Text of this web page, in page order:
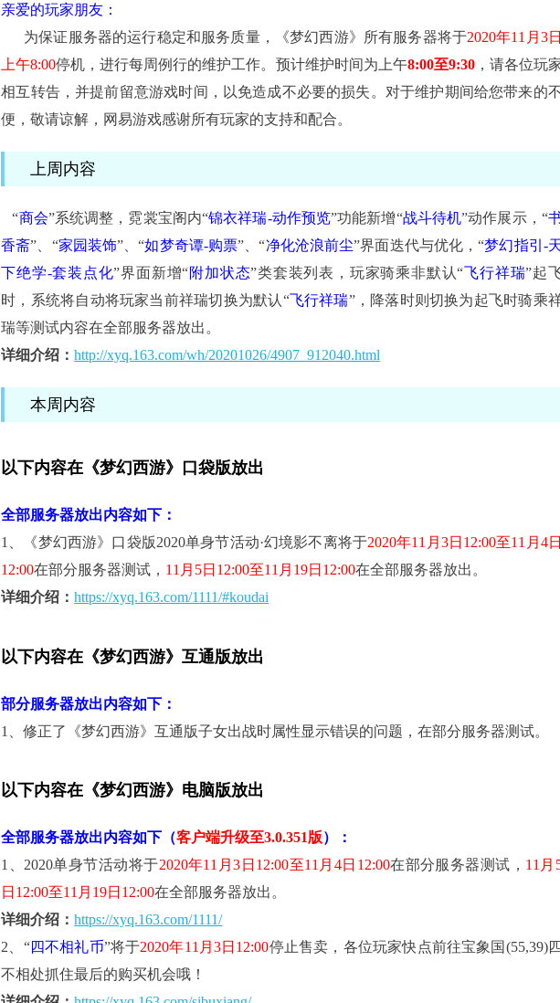
亲爱的玩家朋友：
为保证服务器的运行稳定和服务质量，《梦幻西游》所有服务器将于2020年11月3
上午8:00停机，进行每周例行的维护工作。预计维护时间为上午8:00至9:30，请各位玩
相互转告，并提前留意游戏时间，以免造成不必要的损失。对于维护期间给您带来的
便，敬请谅解，网易游戏感谢所有玩家的支持和配合。
上周内容
“商会”系统调整，霓裳宝阁内“锦衣祥瑞-动作预览”功能新增“战斗待机”动作展示，“
香斋”、“家园装饰”、“如梦奇谭-购票”、“净化沧浪前尘”界面迭代与优化，“梦幻指引-
下绝学-套装点化”界面新增“附加状态”类套装列表，玩家骑乘非默认“飞行祥瑞”起
时，系统将自动将玩家当前祥瑞切换为默认“飞行祥瑞”，降落时则切换为起飞时骑乘
瑞等测试内容在全部服务器放出。
详细介绍：http://xyq.163.com/wh/20201026/4907_912040.html
本周内容
以下内容在《梦幻西游》口袋版放出
全部服务器放出内容如下 ：
1、
《梦幻西游》口袋版2020单身节活动·幻境影不离将于2020年11月3日12:00至11月4
12:00在部分服务器测试， 11月5日12:00至11月19日12:00在全部服务器放出。
详细介绍：https://xyq.163.com/1111/#koudai
以下内容在《梦幻西游》互通版放出
部分服务器放出内容如下 ：
1、修正了《梦幻西游》互通版子女出战时属性显示错误的问题，在部分服务器测试。
以下内容在《梦幻西游》电脑版放出
全部服务器放出内容如下 （客户端升级至3.0.351版）
：
1、 2020单身节活动将于2020年11月3日12:00至11月4日12:00在部分服务器测试， 11月
日12:00至11月19日12:00在全部服务器放出。
详细介绍：https://xyq.163.com/1111/
2、“四不相礼币”将于2020年11月3日12:00停止售卖，各位玩家快点前往宝象国(55,39)
不相处抓住最后的购买机会哦！